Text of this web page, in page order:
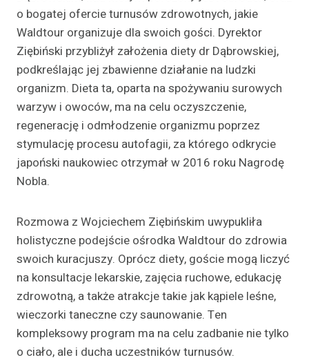
o bogatej ofercie turnusów zdrowotnych, jakie
Waldtour organizuje dla swoich gości. Dyrektor
Ziębiński przybliżył założenia diety dr Dąbrowskiej,
podkreślając jej zbawienne działanie na ludzki
organizm. Dieta ta, oparta na spożywaniu surowych
warzyw i owoców, ma na celu oczyszczenie,
regenerację i odmłodzenie organizmu poprzez
stymulację procesu autofagii, za którego odkrycie
japoński naukowiec otrzymał w 2016 roku Nagrodę
Nobla.
Rozmowa z Wojciechem Ziębińskim uwypukliła
holistyczne podejście ośrodka Waldtour do zdrowia
swoich kuracjuszy. Oprócz diety, goście mogą liczyć
na konsultacje lekarskie, zajęcia ruchowe, edukację
zdrowotną, a także atrakcje takie jak kąpiele leśne,
wieczorki taneczne czy saunowanie. Ten
kompleksowy program ma na celu zadbanie nie tylko
o ciało, ale i ducha uczestników turnusów.